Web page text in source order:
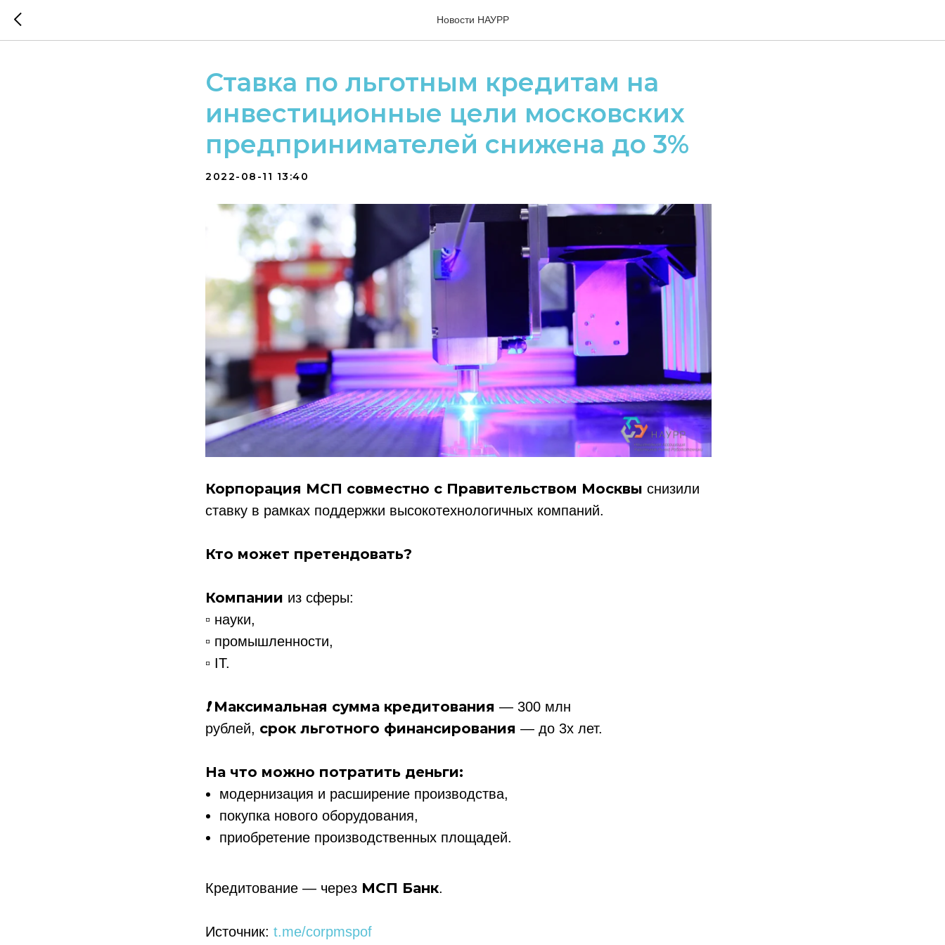
Новости НАУРР
Ставка по льготным кредитам на
инвестиционные цели московских
предпринимателей снижена до 3%
2022-08-11 13:40
Корпорация МСП совместно с Правительством Москвы снизили
ставку в рамках поддержки высокотехнологичных компаний.
Кто может претендовать?
Компании из сферы:
▫️ науки,
▫️ промышленности,
▫️ IT.
❗️Максимальная сумма кредитования — 300 млн
рублей, срок льготного финансирования — до 3х лет.
На что можно потратить деньги:
модернизация и расширение производства,
покупка нового оборудования,
приобретение производственных площадей.
Кредитование — через МСП Банк.
Источник: t.me/corpmspof